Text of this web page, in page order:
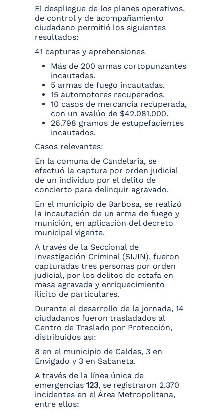
El despliegue de los planes operativos,
de control y de acompañamiento
ciudadano permitió los siguientes
resultados:
41 capturas y aprehensiones
Más de 200 armas cortopunzantes
incautadas.
5 armas de fuego incautadas.
15 automotores recuperados.
10 casos de mercancía recuperada,
con un avalúo de $42.081.000.
26.798 gramos de estupefacientes
incautados.
Casos relevantes:
En la comuna de Candelaria, se
efectuó la captura por orden judicial
de un individuo por el delito de
concierto para delinquir agravado.
En el municipio de Barbosa, se realizó
la incautación de un arma de fuego y
munición, en aplicación del decreto
municipal vigente.
A través de la Seccional de
Investigación Criminal (SIJIN), fueron
capturadas tres personas por orden
judicial, por los delitos de estafa en
masa agravada y enriquecimiento
ilícito de particulares.
Durante el desarrollo de la jornada, 14
ciudadanos fueron trasladados al
Centro de Traslado por Protección,
distribuidos así:
8 en el municipio de Caldas, 3 en
Envigado y 3 en Sabaneta.
A través de la línea única de
emergencias 123, se registraron 2.370
incidentes en el Área Metropolitana,
entre ellos: